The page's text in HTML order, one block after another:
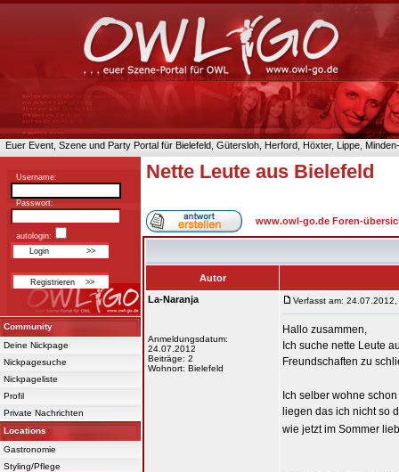
Euer Event, Szene und Party Portal für Bielefeld, Gütersloh, Herford, Höxter, Lippe,
Username:
Passwort:
autologin:
Community
Deine Nickpage
Nickpagesuche
Nickpageliste
Profil
Private Nachrichten
Locations
Gastronomie
Styling/Pflege
Nette Leute aus Bielefeld
www.owl-go.de Foren-
Autor
La-Naranja
Anmeldungsdatum:
24.07.2012
Beiträge: 2
Wohnort: Bielefeld
Verfasst am:
Hallo zusammen,
Ich suche nette Leute
Freundschaften zu
Ich selber wohne
liegen das ich nicht so
wie jetzt im Sommer